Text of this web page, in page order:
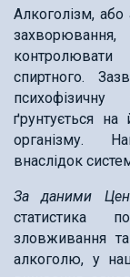
Алкоголізм,
спиртного.
ґрунтується
організму.
внаслідок
За даними
статистика
зловживання
алкоголю, у